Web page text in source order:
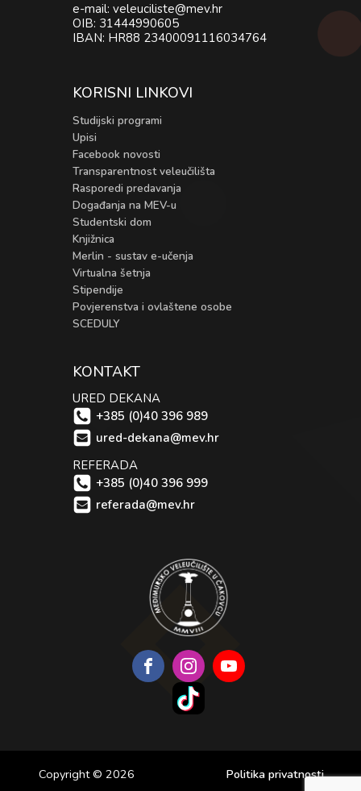
e-mail: veleuciliste@mev.hr
OIB: 31444990605
IBAN: HR88 23400091116034764
KORISNI LINKOVI
Studijski programi
Upisi
Facebook novosti
Transparentnost veleučilišta
Rasporedi predavanja
Događanja na MEV-u
Studentski dom
Knjižnica
Merlin - sustav e-učenja
Virtualna šetnja
Stipendije
Povjerenstva i ovlaštene osobe
SCEDULY
KONTAKT
URED DEKANA
+385 (0)40 396 989
ured-dekana@mev.hr
REFERADA
+385 (0)40 396 999
referada@mev.hr
Copyright © 2026
Politika privatnosti